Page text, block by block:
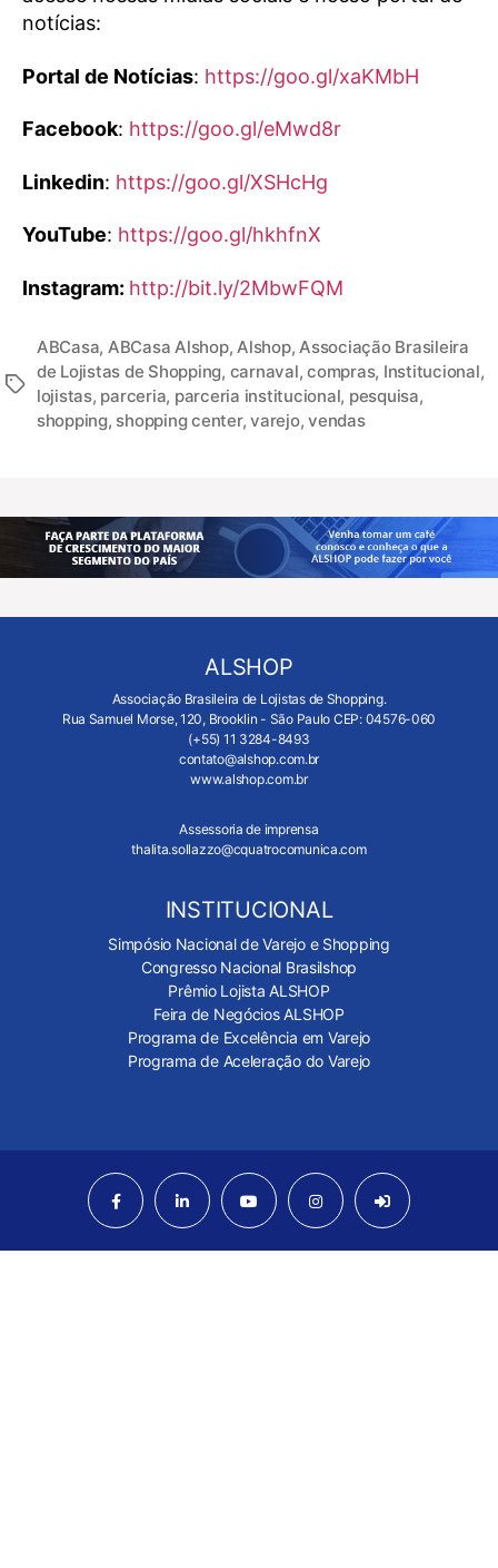
notícias:
Portal de Notícias: https://goo.gl/xaKMbH
Facebook: https://goo.gl/eMwd8r
Linkedin: https://goo.gl/XSHcHg
YouTube: https://goo.gl/hkhfnX
Instagram: http://bit.ly/2MbwFQM
ABCasa, ABCasa Alshop, Alshop, Associação Brasileira
de Lojistas de Shopping, carnaval,compras, Institucional,
lojistas, parceria, parceria institucional, pesquisa,
shopping, shopping center,varejo,vendas
ALSHOP
Associação Brasileira de Lojistas de Shopping.
Rua Samuel Morse, 120, Brooklin - São Paulo CEP: 04576-060
(+55) 11 3284-8493
contato@alshop.com.br
www.alshop.com.br
Assessoria de imprensa
thalita.sollazzo@cquatrocomunica.com
INSTITUCIONAL
Simpósio Nacional de Varejo e Shopping
Congresso Nacional Brasilshop
Prêmio Lojista ALSHOP
Feira de Negócios ALSHOP
Programa de Excelência em Varejo
Programa de Aceleração do Varejo